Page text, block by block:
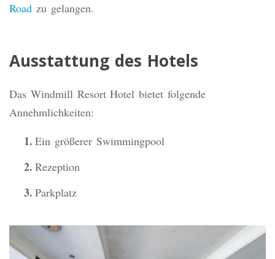
Road zu gelangen.
Ausstattung des Hotels
Das Windmill Resort Hotel bietet folgende
Annehmlichkeiten:
Ein größerer Swimmingpool
Rezeption
Parkplatz